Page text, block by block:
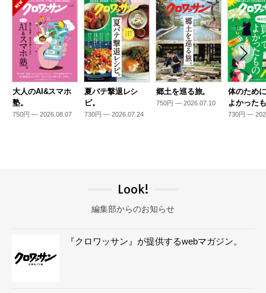
大人のAI&スマホ
塾。
750円 — 2026.08.07
夏バテ撃退レシ
ピ。
730円 — 2026.07.24
郷土を巡る旅。
750円 — 2026.07.10
体のため
よかった
730円 —
Look!
編集部からのお知らせ
『クロワッサン』が提供するwebマガジン。